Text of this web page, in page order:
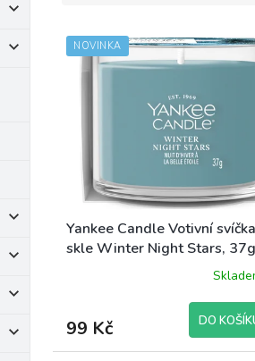
n
V
ý
k
t
NOVINKA
Yankee Candle Votivní
skle Winter Night Stars, 37g
99 Kč DO